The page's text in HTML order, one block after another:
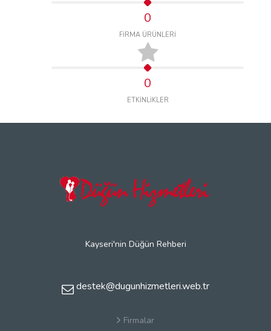
0
FİRMA ÜRÜNLERİ
0
ETKİNLİKLER
Kayseri'nin Düğün Rehberi
destek@dugunhizmetleri.web.tr
Firmalar